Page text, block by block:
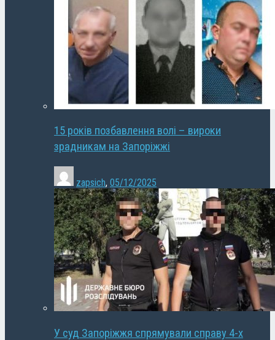
15 років позбавлення волі – вироки
зрадникам на Запоріжжі
zapsich, 05/12/2025
У суд Запоріжжя спрямували справу 4-х